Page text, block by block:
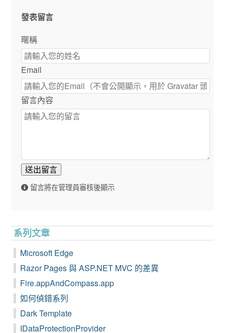
發表留言
暱稱
Email
留言內容
送出留言
留言將在管理員審核後顯示
系列文章
Microsoft Edge
Razor Pages 與 ASP.NET MVC 的差異
Fire.appAndCompass.app
如何偵錯系列
Dark Template
IDataProtectionProvider